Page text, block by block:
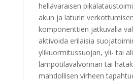
hellävaraisen
akun ja laturin
komponenttien jatkuvalla
aktivoida erilaisia
ylikuormitussuojan, yli- tai
lämpötilavalvonnan tai
mahdollisen virheen